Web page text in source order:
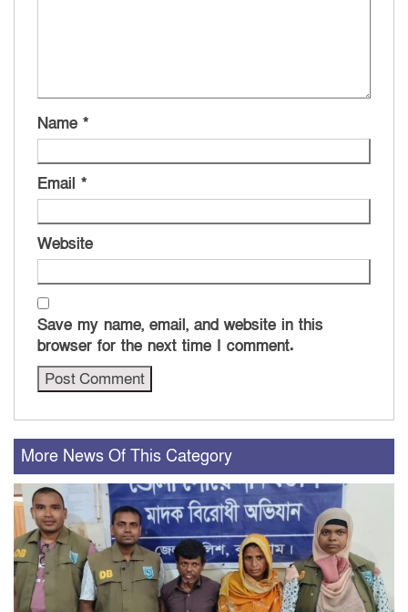
Name *
Email *
Website
Save my name, email, and website in this
browser for the next time I comment.
More News Of This Category